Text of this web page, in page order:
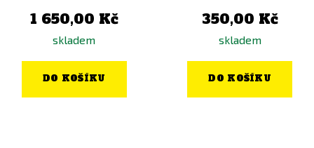
1 650,00 Kč
skladem
DO KOŠÍKU
350,00 Kč
skladem
DO KOŠÍKU